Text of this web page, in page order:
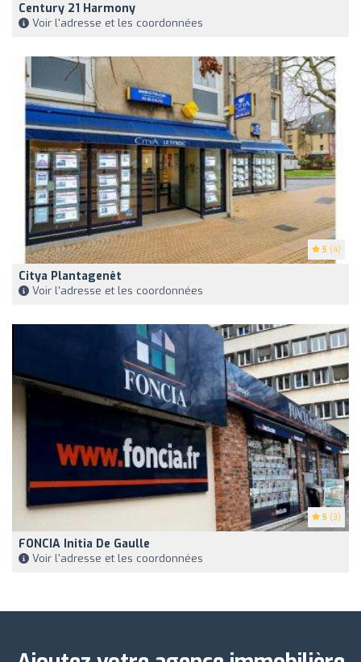
Century 21 Harmony
Voir l'adresse et les coordonnées
5 (4)
Citya Plantagenêt
Voir l'adresse et les coordonnées
5 (3)
FONCIA Initia De Gaulle
Voir l'adresse et les coordonnées